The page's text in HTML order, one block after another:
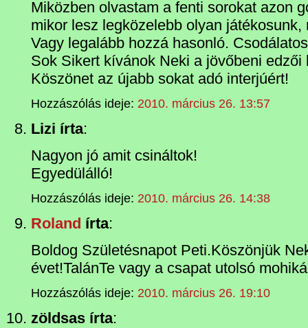
Miközben olvastam a fenti sorokat azon
mikor lesz legközelebb olyan
Vagy legalább hozzá hasonló.
Sok Sikert kívánok Neki a jövőbeni edzői
Köszönet az újabb sokat adó interjúért!
Hozzászólás ideje: 2010. március 26. 13:57
Lizi írta:
Nagyon jó amit csináltok!
Egyedülálló!
Hozzászólás ideje: 2010. március 26. 14:38
Roland írta:
Boldog Születésnapot Peti.Köszönjük
évet!TalánTe vagy a csapat utolsó
Hozzászólás ideje: 2010. március 26. 19:10
zöldsas írta: